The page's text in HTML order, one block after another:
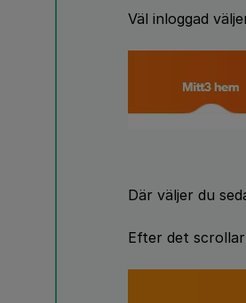
Väl inloggad
Där väljer du
Efter det